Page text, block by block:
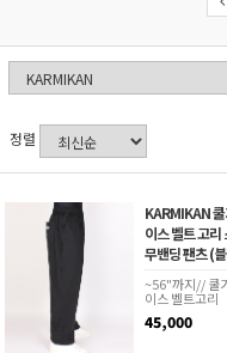
정렬
KARMIKAN
이스 벨트 고리
무밴딩 팬츠 (
~56"까지// 쿨
이스 벨트고리
45,000